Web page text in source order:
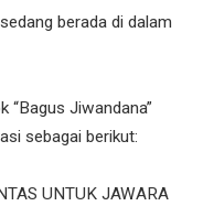
berada di dalam
“Bagus Jiwandana”
sebagai berikut:
UNTUK JAWARA